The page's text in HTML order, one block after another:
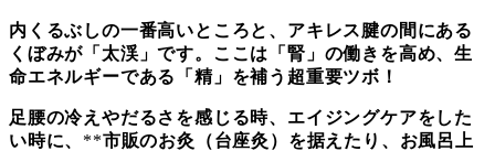
内くるぶしの一番高いところと、アキレス腱の間にある
くぼみが「太渓」です。ここは「腎」の働きを高め、生
命エネルギーである「精」を補う超重要ツボ！
足腰の冷えやだるさを感じる時、エイジングケアをした
い時に、 **市販のお灸（台座灸）を据えたり、お風呂上